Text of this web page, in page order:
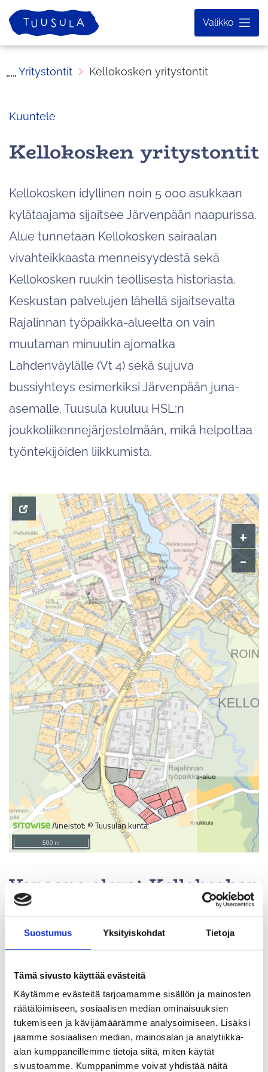
Suostumus Yksityiskohdat Tietoja
Tämä sivusto käyttää evästeitä
Käytämme evästeitä tarjoamamme sisällön ja mainosten
räätälöimiseen, sosiaalisen median ominaisuuksien
tukemiseen ja kävijämäärämme analysoimiseen. Lisäksi
jaamme sosiaalisen median, mainosalan ja analytiikka-
alan kumppaneillemme tietoja siitä, miten käytät
sivustoamme. Kumppanimme voivat yhdistää näitä
Siirry
sisältöön
Etusivu
Valikko
Yritystontit Kellokosken yritystontit
Kuuntele
Kellokosken yritystontit
Kellokosken idyllinen noin 5 000 asukkaan
kylätaajama sijaitsee Järvenpään naapurissa.
Alue tunnetaan Kellokosken sairaalan
vivahteikkaasta menneisyydestä sekä
Kellokosken ruukin teollisesta historiasta.
Keskustan palvelujen lähellä sijaitsevalta
Rajalinnan työpaikka-alueelta on vain
muutaman minuutin ajomatka
Lahdenväylälle (Vt 4) sekä sujuva
bussiyhteys esimerkiksi Järvenpään juna-
asemalle. Tuusula kuuluu HSL:n
joukkoliikennejärjestelmään, mikä helpottaa
työntekijöiden liikkumista.
Vapaana olevat Kellokosken
yritystontit
Kellokosken Rajalinnan työpaikka-alueen
kokoisiin hankkeisiin sopivia tontteja. Tontit on
hinnoiteltu houkuttelevasti. Pinta-alat,
rakennusoikeudet, kaavamääräykset ja hinnat
aukeavat klikkaamalla tontteja kartalla.